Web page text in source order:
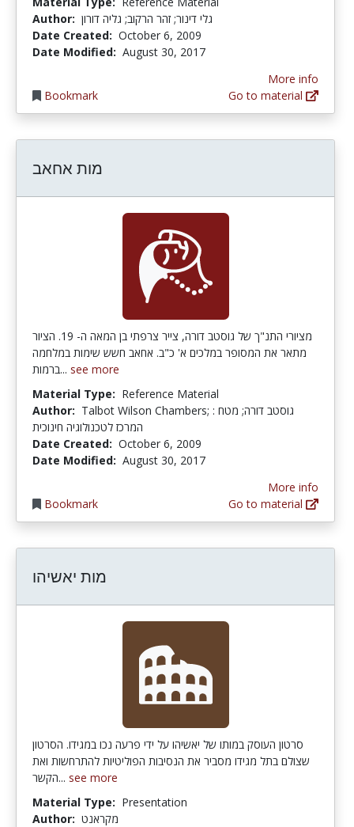
Author: גלי דינור; זהר הרקוב; גליה דורון
Date Created: October 6, 2009
Date Modified: August 30, 2017
Bookmark
More info
Go to material
מות אחאב
מציורי התנ"ך של גוסטב דורה, צייר צרפתי בן המאה ה- 19. הציור
מתאר את המסופר במלכים א' כ"ב. אחאב חשש שימות במלחמה
ברמות... see more
Material Type: Reference Material
Author: Talbot Wilson Chambers; גוסטב דורה; מטח :
המרכז לטכנולוגיה חינוכית
Date Created: October 6, 2009
Date Modified: August 30, 2017
Bookmark
More info
Go to material
מות יאשיהו
סרטון העוסק במותו של יאשיהו על ידי פרעה נכו במגידו. הסרטון
שצולם בתל מגידו מסביר את הנסיבות הפוליטיות להתרחשות ואת
הקשר... see more
Material Type: Presentation
Author: מקראנט